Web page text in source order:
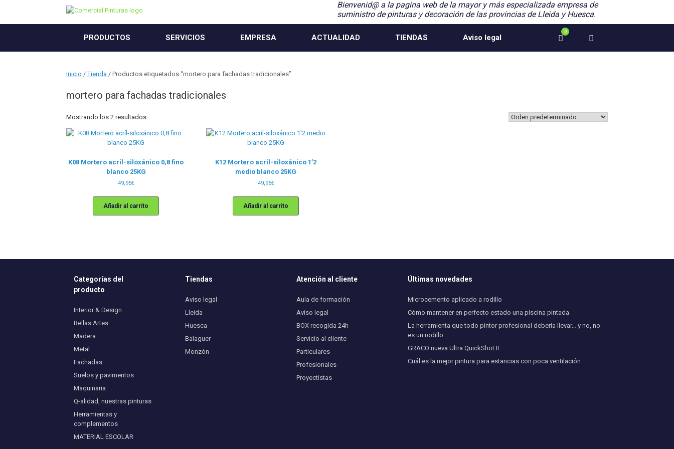
contenido
Bienvenid@ a la pagina web de la mayor y más especializada empresa de
suministro de pinturas y decoración de las provincias de Lleida y Huesca.
PRODUCTOS SERVICIOS EMPRESA ACTUALIDAD TIENDAS Aviso legal
Ver
el
carrito
0
Inicio /Tienda / Productos etiquetados “mortero para fachadas tradicionales”
mortero para fachadas tradicionales
Mostrando los 2 resultados
K08 Mortero acríl-siloxánico 0,8 fino
blanco 25KG
49,95€
Añadir al carrito
K12 Mortero acríl-siloxánico 1’2
medio blanco 25KG
49,95€
Añadir al carrito
Categorías del
producto
Interior & Design
Bellas Artes
Madera
Metal
Fachadas
Suelos y pavimentos
Maquinaria
Q-alidad, nuestras pinturas
Herramientas y
complementos
MATERIAL ESCOLAR
Tiendas
Aviso legal
Lleida
Huesca
Balaguer
Monzón
Atención al cliente
Aula de formación
Aviso legal
BOX recogida 24h
Servicio al cliente
Particulares
Profesionales
Proyectistas
Últimas novedades
Microcemento aplicado a rodillo
Cómo mantener en perfecto estado una piscina pintada
La herramienta que todo pintor profesional debería llevar… y no, no
es un rodillo
GRACO nueva Ultra QuickShot II
Cuál es la mejor pintura para estancias con poca ventilación